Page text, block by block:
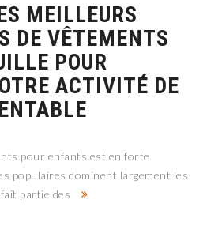
MEILLEURS
DE VÊTEMENTS
POUR
ACTIVITÉ DE
pour enfants est en forte
populaires dominent largement les
partie des